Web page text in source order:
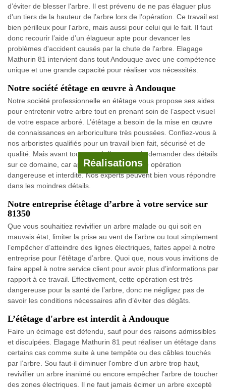
Réalisations
d’éviter de blesser l'arbre. Il est prévenu de ne pas élaguer plus
d'un tiers de la hauteur de l’arbre lors de l'opération. Ce travail est
bien périlleux pour l'arbre, mais aussi pour celui qui le fait. Il faut
donc recourir l’aide d’un élagueur apte pour devancer les
problèmes d'accident causés par la chute de l'arbre. Elagage
Mathurin 81 intervient dans tout Andouque avec une compétence
unique et une grande capacité pour réaliser vos nécessités.
Notre société étêtage en œuvre à Andouque
Notre société professionnelle en étêtage vous propose ses aides
pour entretenir votre arbre tout en prenant soin de l’aspect visuel
de votre espace arboré. L’étêtage a besoin de la mise en œuvre
de connaissances en arboriculture très poussées. Confiez-vous à
nos arboristes qualifiés pour un travail bien fait, sécurisé et de
qualité. Mais avant tout, ne négligez pas de demander des détails
sur ce domaine, car apparemment c’est une opération
dangereuse et interdite. Nos experts peuvent bien vous répondre
dans les moindres détails.
Notre entreprise étêtage d’arbre à votre service sur
81350
Que vous souhaitiez revivifier un arbre malade ou qui soit en
mauvais état, limiter la prise au vent de l’arbre ou tout simplement
l’empêcher d’atteindre des lignes électriques, faites appel à notre
entreprise pour l’étêtage d’arbre. Quoi que, nous vous invitions de
faire appel à notre service client pour avoir plus d’informations par
rapport à ce travail. Effectivement, cette opération est très
dangereuse pour la santé de l’arbre, donc ne négligez pas de
savoir les conditions nécessaires afin d’éviter des dégâts.
L’étêtage d'arbre est interdit à Andouque
Faire un écimage est défendu, sauf pour des raisons admissibles
et disculpées. Elagage Mathurin 81 peut réaliser un étêtage dans
certains cas comme suite à une tempête ou des câbles touchés
par l’arbre. Sou faut-il diminuer l'ombre d’un arbre trop haut,
revivifier un arbre inanimé ou encore empêcher l’arbre de toucher
des zones électriques. Il ne faut jamais écimer un arbre excepté